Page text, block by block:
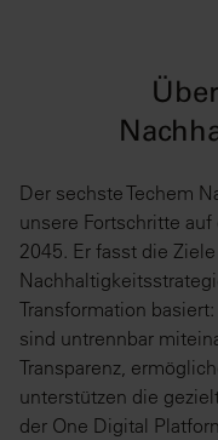
Der sechste Techem
unsere Fortschritte
2045. Er fasst die
Transformation
sind untrennbar
Transparenz,
unterstützen die
der One Digital